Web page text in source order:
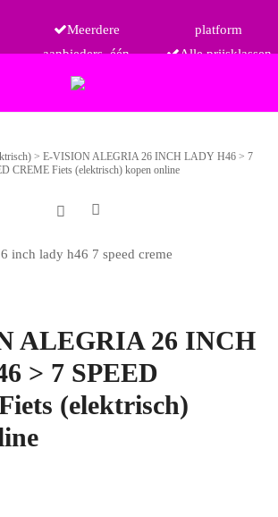
Meerdere
aanbieders, één
platform
Alle prijsklassen
> E-VISION ALEGRIA 26 INCH LADY H46 > 7
CREME Fiets (elektrisch) kopen online
ALEGRIA 26 INCH
> 7 SPEED
(elektrisch)